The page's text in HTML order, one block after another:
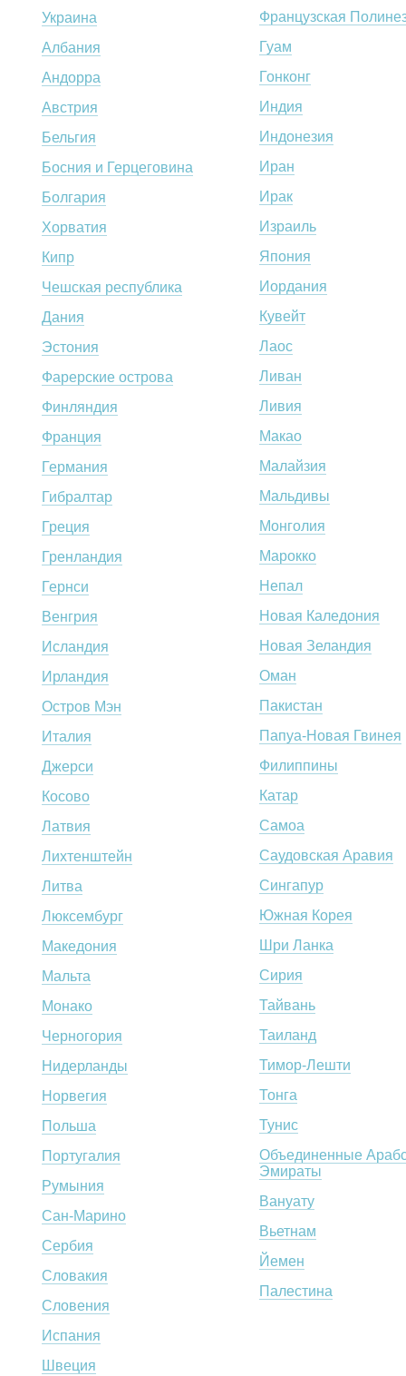
Украина
Албания
Андорра
Австрия
Бельгия
Босния и Герцеговина
Болгария
Хорватия
Кипр
Чешская республика
Дания
Эстония
Фарерские острова
Финляндия
Франция
Германия
Гибралтар
Греция
Гренландия
Гернси
Венгрия
Исландия
Ирландия
Остров Мэн
Италия
Джерси
Косово
Латвия
Лихтенштейн
Литва
Люксембург
Македония
Мальта
Монако
Черногория
Нидерланды
Норвегия
Польша
Португалия
Румыния
Сан-Марино
Сербия
Словакия
Словения
Испания
Швеция
Французская
Гуам
Гонконг
Индия
Индонезия
Иран
Ирак
Израиль
Япония
Иордания
Кувейт
Лаос
Ливан
Ливия
Макао
Малайзия
Мальдивы
Монголия
Марокко
Непал
Новая Каледония
Новая Зеландия
Оман
Пакистан
Папуа-Новая Гвинея
Филиппины
Катар
Самоа
Саудовская Аравия
Сингапур
Южная Корея
Шри Ланка
Сирия
Тайвань
Таиланд
Тимор-Лешти
Тонга
Тунис
Объединенные
Эмираты
Вануату
Вьетнам
Йемен
Палестина